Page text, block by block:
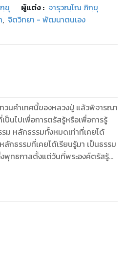
ขุ ผู้แต่ง : จารุวณฺโณ ภิกฺขุ
, จิตวิทยา - พัฒนาตนเอง
วนคำเทศนี้ของหลวงปู่ แล้วพิจารณา
นไปเพื่อการตรัสรู้หรือเพื่อการรู้
รม หลักธรรมทั้งหมดเท่าที่เคยได้
กธรรมที่เคยได้เรียนรู้มา เป็นธรรม
พุทธกาลตั้งแต่วันที่พระองค์ตรัสรู้
วันปรินิพพาน มีหัวข้อธรรมหนึ่งผุด